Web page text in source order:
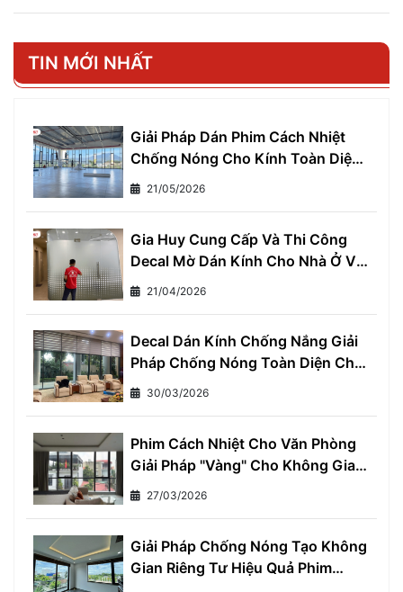
TIN MỚI NHẤT
Giải Pháp Dán Phim Cách Nhiệt
Chống Nóng Cho Kính Toàn Diện
- Giảm Ngay 7°C, Tiết Kiệm 30%
21/05/2026
Gia Huy Cung Cấp Và Thi Công
Decal Mờ Dán Kính Cho Nhà Ở Và
Văn Phòng
21/04/2026
Decal Dán Kính Chống Nắng Giải
Pháp Chống Nóng Toàn Diện Cho
Mọi Nhà
30/03/2026
Phim Cách Nhiệt Cho Văn Phòng
Giải Pháp "Vàng" Cho Không Gian
Làm Việc Thoải Mái và Hiệu Quả
27/03/2026
Giải Pháp Chống Nóng Tạo Không
Gian Riêng Tư Hiệu Quả Phim